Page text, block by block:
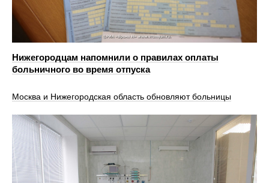
Нижегородцам напомнили о правилах оплаты
больничного во время отпуска
Москва и Нижегородская область обновляют больницы